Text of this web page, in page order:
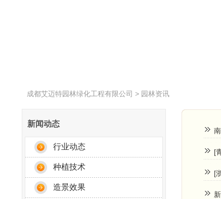
成都艾迈特园林绿化工程有限公司 > 园林资讯
新闻动态
行业动态
种植技术
造景效果
[
[